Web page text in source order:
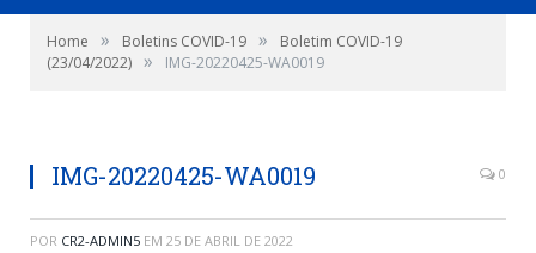
Home » Boletins COVID-19 »
Boletim COVID-19
(23/04/2022) » IMG-20220425-WA0019
IMG-20220425-WA0019 0
POR CR2-ADMIN5 EM 25 DE ABRIL DE 2022